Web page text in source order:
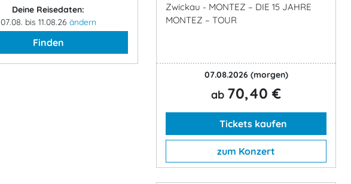
Deine Reisedaten:
07.08. bis 11.08.26 ändern
Finden
Zwickau - MONTEZ – DIE 15 JAHRE
MONTEZ – TOUR
07.08.2026 (morgen)
ab 70,40 €
Tickets kaufen
zum Konzert